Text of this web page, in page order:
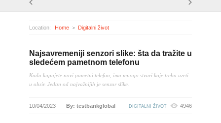
Location: Home Digitalni život
Najsavremeniji senzori slike: šta da tražite u
sledećem pametnom telefonu
Kada kupujete novi pametni telefon, ima mnogo stvari koje treba uzeti
u obzir. Jedan od najvažnijih je senzor slike.
10/04/2023 By: testbankglobal DIGITALNI ŽIVOT 4946